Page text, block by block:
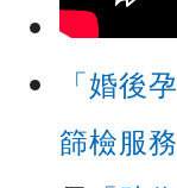
「婚後
篩檢服務